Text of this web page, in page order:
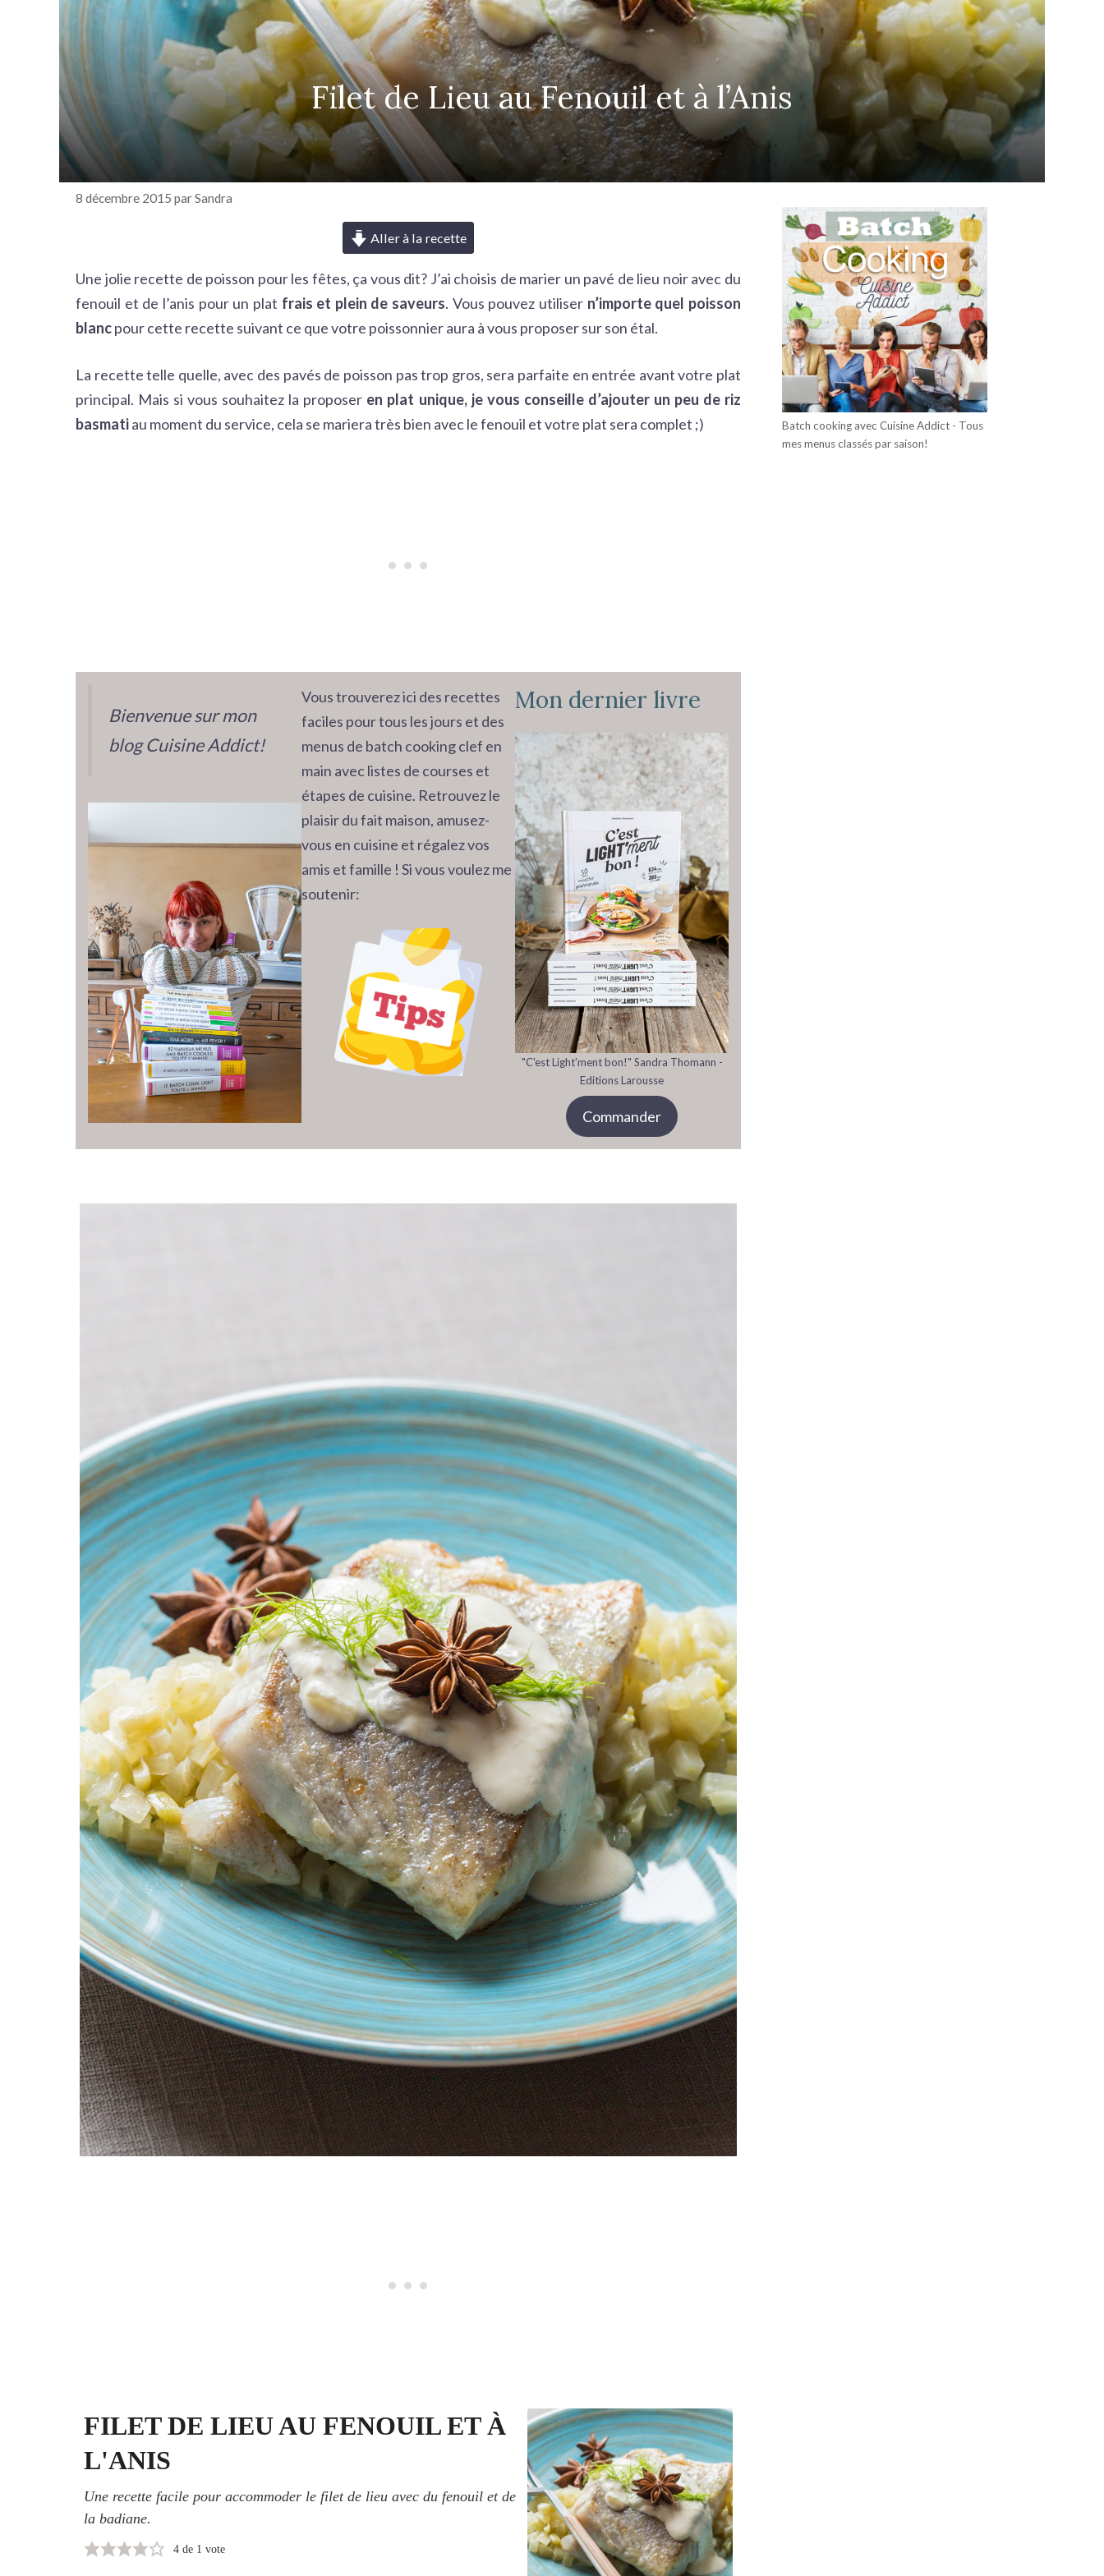
r
c
h
e
r
Filet de Lieu au Fenouil et à l’Anis
8 décembre 2015 parSandra
Aller à la recette
Une jolie recette de poisson pour les fêtes, ça vous dit? J’ai choisis de marier un pavé de lieu noir avec du
fenouil et de l’anis pour un plat frais et plein de saveurs. Vous pouvez utiliser n’importe quel poisson
blancpour cette recette suivant ce que votre poissonnier aura à vous proposer sur son étal.
La recette telle quelle, avec des pavés de poisson pas trop gros, sera parfaite en entrée avant votre plat
principal. Mais si vous souhaitez la proposer en plat unique, je vous conseille d’ajouter un peu de riz
basmatiau moment du service, cela se mariera très bien avec le fenouil et votre plat sera complet ;)
Bienvenue sur mon
blog Cuisine Addict!
Vous trouverez ici des recettes
faciles pour tous les jours et des
menus de batch cooking clef en
main avec listes de courses et
étapes de cuisine. Retrouvez le
plaisir du fait maison, amusez-
vous en cuisine et régalez vos
amis et famille ! Si vous voulez me
soutenir:
Mon dernier livre
"C'est Light'ment bon!" Sandra Thomann -
Editions Larousse
Commander
FILET DE LIEU AU FENOUIL ET À
L'ANIS
Une recette facile pour accommoder le filet de lieu avec du fenouil et de
la badiane.
4de 1 vote
Batch cooking avec Cuisine Addict - Tous
mes menus classés par saison!